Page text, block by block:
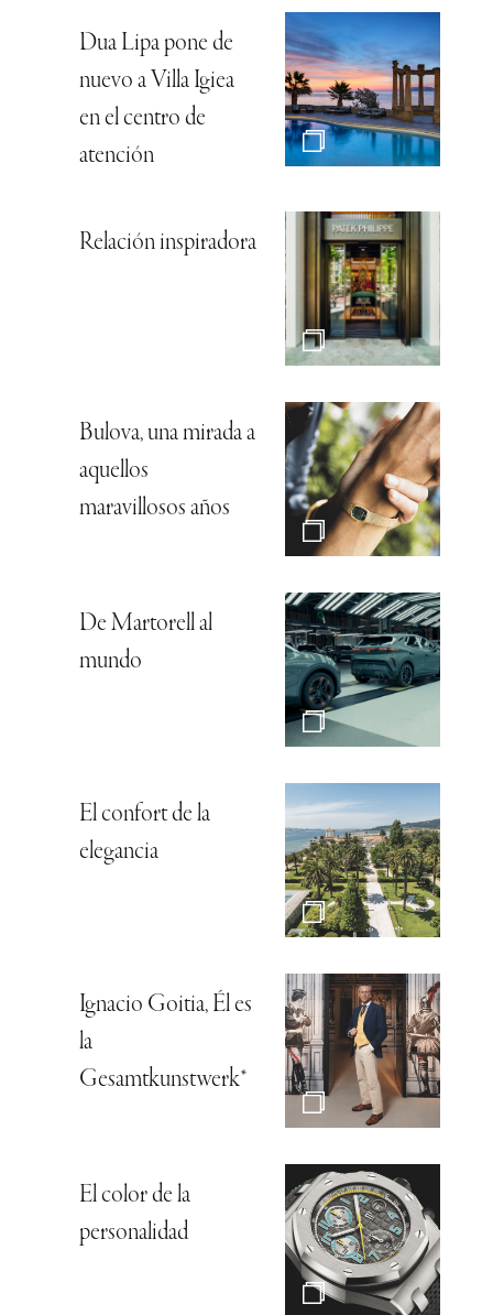
Dua Lipa pone de
nuevo a Villa Igiea
en el centro de
atención
Relación inspiradora
Bulova, una mirada a
aquellos
maravillosos años
De Martorell al
mundo
El confort de la
elegancia
Ignacio Goitia, Él es
la
Gesamtkunstwerk*
El color de la
personalidad